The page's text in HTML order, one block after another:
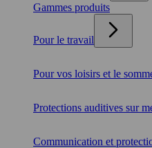
Gammes produits
Pour le travail
Pour vos loisirs et le
Protections auditives sur
Communication et